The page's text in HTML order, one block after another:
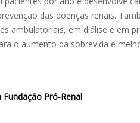
das doenças renais.
ambulatoriais, em diálise e em
o aumento da sobrevida e
Pró-Renal